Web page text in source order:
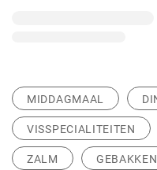
MIDDAGMAAL
VISSPECIALITEITEN
ZALM